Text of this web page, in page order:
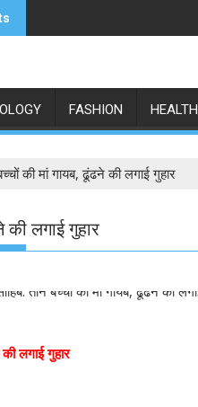
FASHION HEALTH
की मां गायब, ढूंढने की लगाई गुहार
की लगाई गुहार
लगाई गुहार